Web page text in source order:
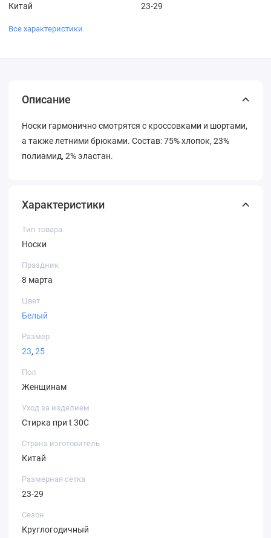
Китай 23-29
Все характеристики
Описание
Носки гармонично смотрятся с кроссовками и шортами,
а также летними брюками. Состав: 75% хлопок, 23%
полиамид, 2% эластан.
Характеристики
Тип товара
Носки
Праздник
8 марта
Цвет
Белый
Размер
23, 25
Пол
Женщинам
Уход за изделием
Стирка при t 30С
Страна изготовитель
Китай
Размерная сетка
23-29
Сезон
Круглогодичный